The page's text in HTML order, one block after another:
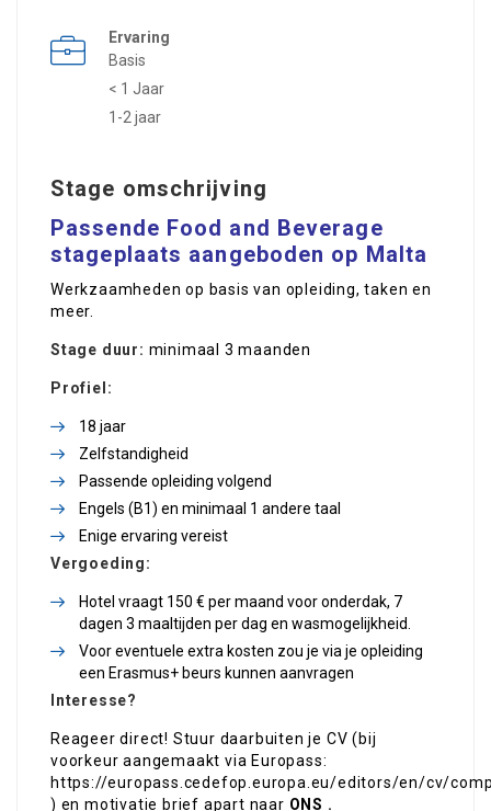
Ervaring
Basis
< 1 Jaar
1-2 jaar
Stage omschrijving
Passende Food and Beverage
stageplaats aangeboden op Malta
Werkzaamheden op basis van opleiding, taken en
meer.
Stage duur: minimaal 3 maanden
Profiel:
18 jaar
Zelfstandigheid
Passende opleiding volgend
Engels (B1) en minimaal 1 andere taal
Enige ervaring vereist
Vergoeding:
Hotel vraagt 150 € per maand voor onderdak, 7
dagen 3 maaltijden per dag en wasmogelijkheid.
Voor eventuele extra kosten zou je via je opleiding
een Erasmus+ beurs kunnen aanvragen
Interesse?
Reageer direct! Stuur daarbuiten je CV (bij
voorkeur aangemaakt via Europass:
https://europass.cedefop.europa.eu/editors/en/cv/
) en motivatie brief apart naar ONS .